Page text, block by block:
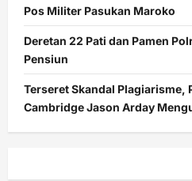
Pos Militer Pasukan Maroko
Deretan 22 Pati dan Pamen
Pensiun
Terseret Skandal Plagiarisme,
Cambridge Jason Arday